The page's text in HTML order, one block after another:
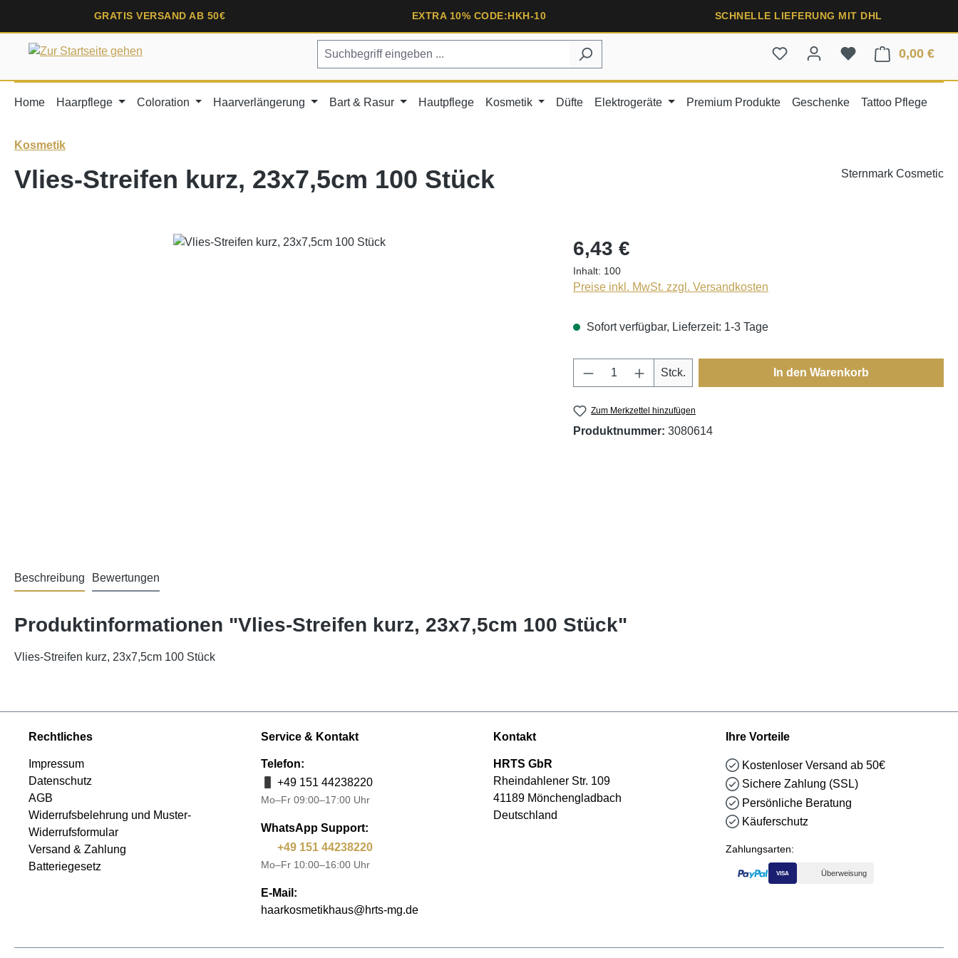
Zur Hauptnavigation springen
GRATIS VERSAND AB 50€ EXTRA 10% CODE:HKH-10 SCHNELLE LIEFERUNG MIT DHL
0,00 €
Home Haarpflege Coloration Haarverlängerung Bart & Rasur Hautpflege Kosmetik Düfte Elektrogeräte Premium Produkte Geschenke Tattoo Pflege
Kosmetik
Vlies-Streifen kurz, 23x7,5cm 100 Stück Sternmark Cosmetic
6,43 €
Inhalt: 100
Preise inkl. MwSt. zzgl. Versandkosten
Sofort verfügbar, Lieferzeit: 1-3 Tage
Produkt Anzahl: Gib den gewünschten Wert ein
Stck. In den Warenkorb
Zum Merkzettel hinzufügen
Produktnummer: 3080614
Beschreibung Bewertungen
Produktinformationen "Vlies-Streifen kurz, 23x7,5cm 100 Stück"
Vlies-Streifen kurz, 23x7,5cm 100 Stück
Rechtliches
Impressum
Datenschutz
AGB
Widerrufsbelehrung und Muster-
Widerrufsformular
Versand & Zahlung
Batteriegesetz
Service & Kontakt
Telefon:
+49 151 44238220
Mo–Fr 09:00–17:00 Uhr
WhatsApp Support:
+49 151 44238220
Mo–Fr 10:00–16:00 Uhr
E-Mail:
haarkosmetikhaus@hrts-mg.de
Kontakt
HRTS GbR
Rheindahlener Str. 109
41189 Mönchengladbach
Deutschland
Ihre Vorteile
Kostenloser Versand ab 50€
Sichere Zahlung (SSL)
Persönliche Beratung
Käuferschutz
Zahlungsarten:
VISA Überweisung